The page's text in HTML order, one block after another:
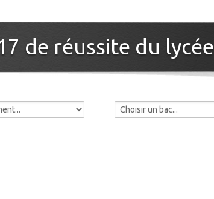
de réussite du lycée